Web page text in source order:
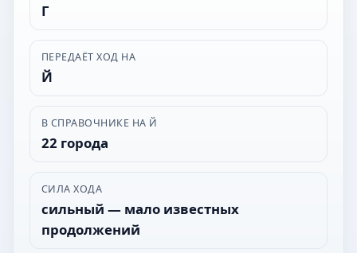
Г
ПЕРЕДАЁТ ХОД НА
Й
В СПРАВОЧНИКЕ НА Й
22 города
СИЛА ХОДА
сильный — мало известных
продолжений